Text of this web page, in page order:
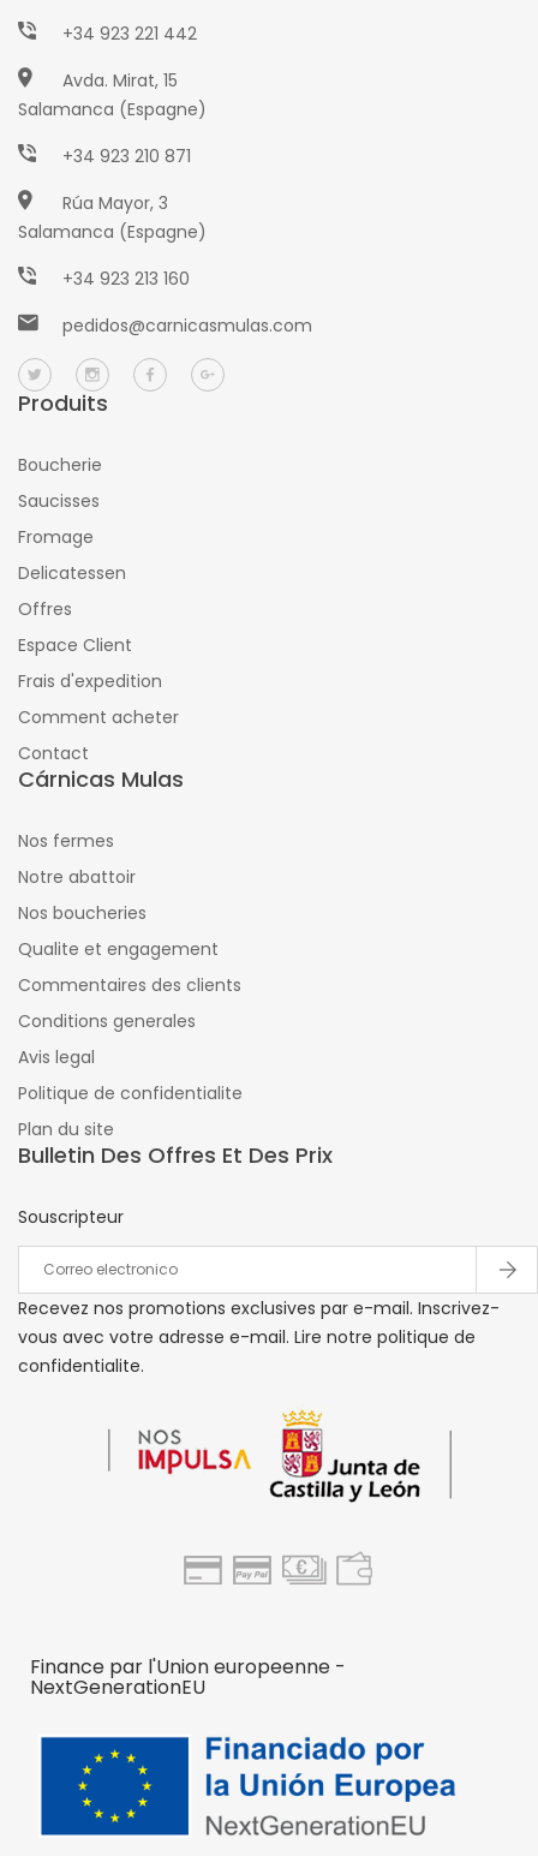
+34 923 221 442
Avda. Mirat, 15
Salamanca (Espagne)
+34 923 210 871
Rúa Mayor, 3
Salamanca (Espagne)
+34 923 213 160
pedidos@carnicasmulas.com
Produits
Boucherie
Saucisses
Fromage
Delicatessen
Offres
Espace Client
Frais d'expedition
Comment acheter
Contact
Cárnicas Mulas
Nos fermes
Notre abattoir
Nos boucheries
Qualite et engagement
Commentaires des clients
Conditions generales
Avis legal
Politique de confidentialite
Plan du site
Bulletin Des Offres Et Des Prix
Souscripteur
Recevez nos promotions exclusives par e-mail. Inscrivez-
vous avec votre adresse e-mail. Lire notre politique de
confidentialite.
Finance par l'Union europeenne -
NextGenerationEU